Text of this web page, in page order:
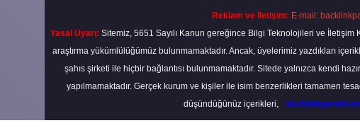
Reklam ve İletişim: E-mail:
Yasal Uyarı: Sitemiz, 5651 Sayılı Kanun gereğince Bilgi Teknolojileri ve
araştırma yükümlülüğümüz bulunmamaktadır. Ancak, üyelerimiz yazdıkları
şahıs şirketi ile hiçbir bağlantısı bulunmamaktadır. Sitede yalnızca kendi
yapılmamaktadır. Gerçek kurum ve kişiler ile isim benzerlikleri tamamen
düşündüğünüz içerikleri,